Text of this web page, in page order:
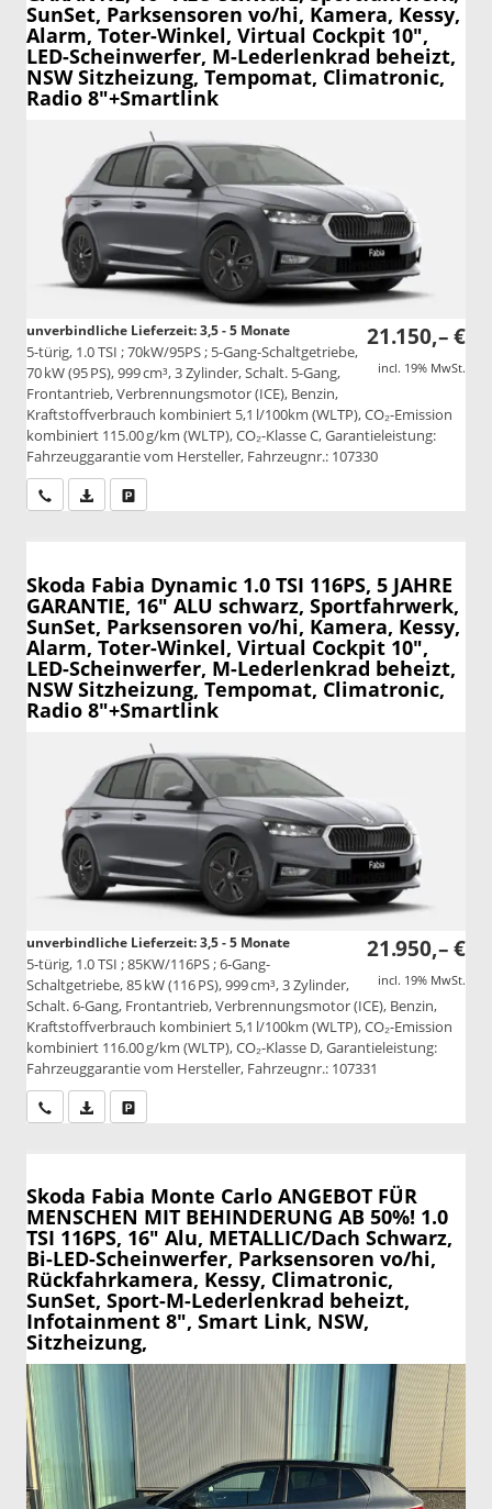
SunSet, Parksensoren vo/hi, Kamera, Kessy,
Alarm, Toter-Winkel, Virtual Cockpit 10",
LED-Scheinwerfer, M-Lederlenkrad beheizt,
NSW Sitzheizung, Tempomat, Climatronic,
Radio 8"+Smartlink
21.150,– €
incl. 19% MwSt.
unverbindliche Lieferzeit: 3,5 - 5 Monate
5-türig, 1.0 TSI ; 70kW/95PS ; 5-Gang-Schaltgetriebe,
70 kW (95 PS), 999 cm³, 3 Zylinder, Schalt. 5-Gang,
Frontantrieb, Verbrennungsmotor (ICE), Benzin,
Kraftstoffverbrauch kombiniert 5,1 l/100km (WLTP), CO₂-Emission
kombiniert 115.00 g/km (WLTP), CO₂-Klasse C, Garantieleistung:
Fahrzeuggarantie vom Hersteller, Fahrzeugnr.: 107330
Wir rufen Sie anPDF-Datei, Fahrzeugexposé drucken
Skoda Fabia Dynamic 1.0 TSI 116PS, 5 JAHRE
GARANTIE, 16" ALU schwarz, Sportfahrwerk,
SunSet, Parksensoren vo/hi, Kamera, Kessy,
Alarm, Toter-Winkel, Virtual Cockpit 10",
LED-Scheinwerfer, M-Lederlenkrad beheizt,
NSW Sitzheizung, Tempomat, Climatronic,
Radio 8"+Smartlink
21.950,– €
incl. 19% MwSt.
unverbindliche Lieferzeit: 3,5 - 5 Monate
5-türig, 1.0 TSI ; 85KW/116PS ; 6-Gang-
Schaltgetriebe, 85 kW (116 PS), 999 cm³, 3 Zylinder,
Schalt. 6-Gang, Frontantrieb, Verbrennungsmotor (ICE), Benzin,
Kraftstoffverbrauch kombiniert 5,1 l/100km (WLTP), CO₂-Emission
kombiniert 116.00 g/km (WLTP), CO₂-Klasse D, Garantieleistung:
Fahrzeuggarantie vom Hersteller, Fahrzeugnr.: 107331
Wir rufen Sie anPDF-Datei, Fahrzeugexposé drucken
Skoda Fabia Monte Carlo ANGEBOT FÜR
MENSCHEN MIT BEHINDERUNG AB 50%! 1.0
TSI 116PS, 16" Alu, METALLIC/Dach Schwarz,
Bi-LED-Scheinwerfer, Parksensoren vo/hi,
Rückfahrkamera, Kessy, Climatronic,
SunSet, Sport-M-Lederlenkrad beheizt,
Infotainment 8", Smart Link, NSW,
Sitzheizung,